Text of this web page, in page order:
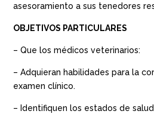
asesoramiento a sus tenedores
OBJETIVOS PARTICULARES
– Que los médicos veterinarios:
– Adquieran habilidades para la
examen clínico.
– Identifiquen los estados de